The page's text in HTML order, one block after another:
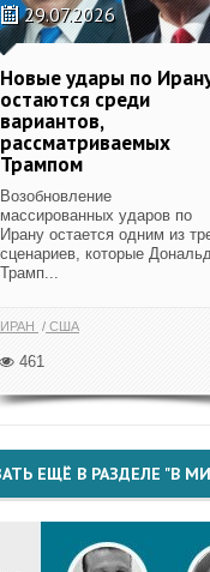
29.07.2026
Новые удары по
остаются среди
вариантов,
рассматриваемых
Трампом
Возобновление
массированных ударов по
Ирану остается одним из
сценариев, которые
Трамп...
ИРАН США
461
ЕЩЁ В РАЗДЕЛЕ "В